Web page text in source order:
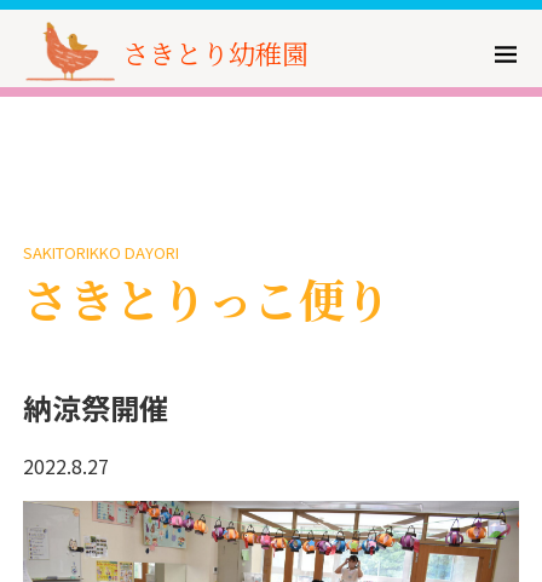
さきとり幼稚園
SAKITORIKKO DAYORI
さきとりっこ便り
納涼祭開催
2022.8.27